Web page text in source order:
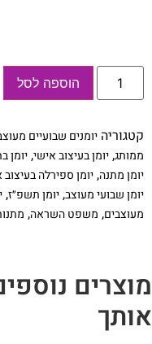
כמות
יומן
27,
תשפ״ז,
MAKE
YOUR
DREAMS
HAPPEN
הוספה לסל
קטגוריה יומנים שבועיים
ממותג,יומן בעיצוב אישי,יומן
יומן מתנה,יומן ספירלה בעיצוב
יומן שבועי מעוצב,יומן תשפ״ז,
מעוצבים,משפט השראה,